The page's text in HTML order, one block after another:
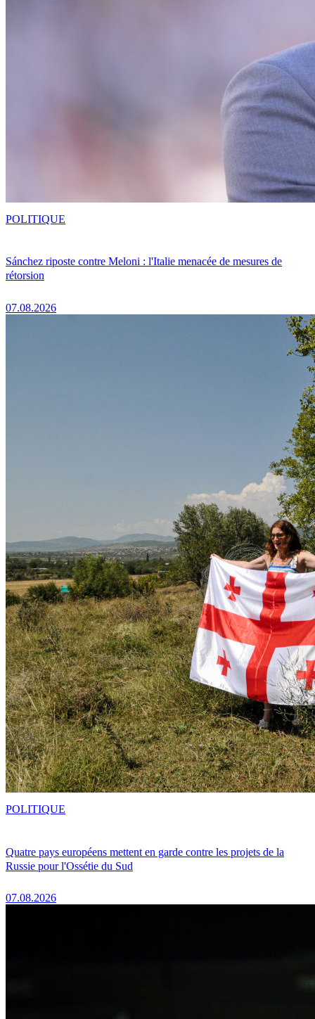
Sánchez riposte contre Meloni : l'Italie menacée de mesures de
rétorsion
07.08.2026
POLITIQUE
Quatre pays européens mettent en garde contre les projets de la
Russie pour l'Ossétie du Sud
07.08.2026
POLITIQUE